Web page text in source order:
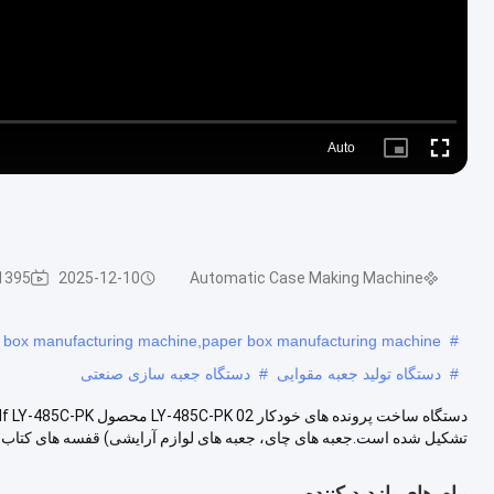
Auto
Picture- Fullscreen
Automatic Case Making Machine
2025-12-10
1395
#
manufacturing machine,paper box manufacturing machine
# دستگاه تولید جعبه مقوایی # دستگاه جعبه سازی صنعتی
تشکیل شده است.جعبه های چای، جعبه های لوازم آرایشی) قفسه های کتاب،